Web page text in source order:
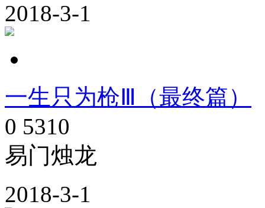
2018-3-1
一生只为枪Ⅲ（最终篇）
0 5310
易门烛龙
2018-3-1